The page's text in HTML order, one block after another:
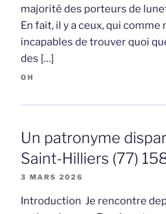
majorité des porteurs de
En fait, il y a ceux, qui
incapables de trouver quoi
des […]
OH
Un patronyme
Saint-Hilliers (77)
3 MARS 2026
Introduction Je rencontre